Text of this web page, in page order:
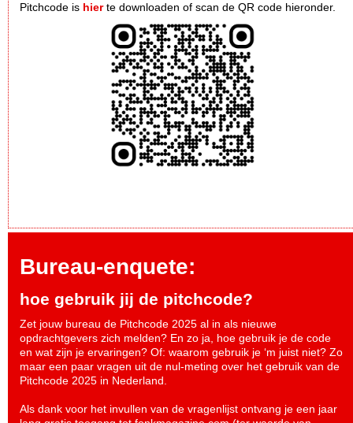
Pitchcode is hierte downloaden of scan de QR code hieronder.
Bureau-enquete:
hoe gebruik jij de pitchcode?
Zet jouw bureau de Pitchcode 2025 al in als nieuwe
opdrachtgevers zich melden? En zo ja, hoe gebruik je de code
en wat zijn je ervaringen? Of: waarom gebruik je ‘m juist niet? Zo
maar een paar vragen uit de nul-meting over het gebruik van de
Pitchcode 2025 in Nederland.
Als dank voor het invullen van de vragenlijst ontvang je een jaar